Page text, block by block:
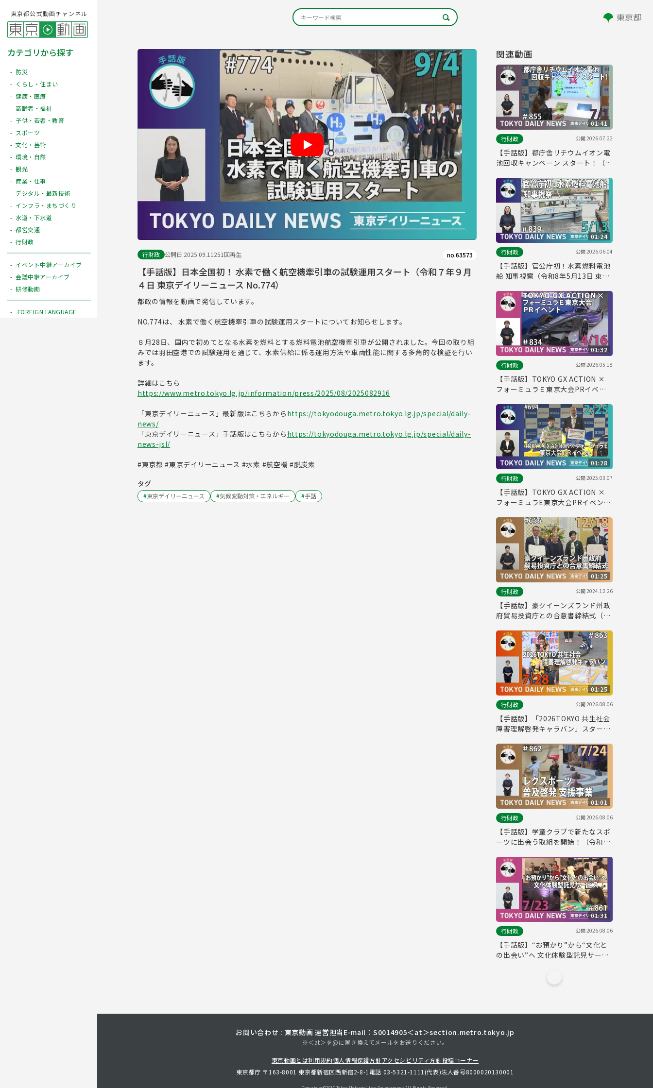
東京都公式動画チャンネル
カテゴリから探す
防災
くらし・住まい
健康・医療
高齢者・福祉
子供・若者・教育
スポーツ
文化・芸術
環境・自然
観光
産業・仕事
デジタル・最新技術
インフラ・まちづくり
水道・下水道
都営交通
行財政
イベント中継アーカイブ
会議中継アーカイブ
研修動画
FOREIGN LANGUAGE
行財政 公開日 2025.09.11 251回再生 no.63573
【手話版】日本全国初！ 水素で働く航空機牽引車の試験運用スタート（令和７年９月
４日 東京デイリーニュース No.774）
都政の情報を動画で発信しています。
NO.774は、 水素で働く航空機牽引車の試験運用スタートについてお知らせします。
８月28日、国内で初めてとなる水素を燃料とする燃料電池航空機牽引車が公開されました。今回の取り組
みでは羽田空港での試験運用を通じて、水素供給に係る運用方法や車両性能に関する多角的な検証を行い
ます。
詳細はこちら
https://www.metro.tokyo.lg.jp/information/press/2025/08/2025082916
「東京デイリーニュース」最新版はこちらから https://tokyodouga.metro.tokyo.lg.jp/special/daily-
news/
「東京デイリーニュース」手話版はこちらから https://tokyodouga.metro.tokyo.lg.jp/special/daily-
news-jsl/
#東京都 #東京デイリーニュース #水素 #航空機 #脱炭素
タグ
#東京デイリーニュース #気候変動対策・エネルギー #手話
関連動画
01:41
行財政
公開2026.07.22
【手話版】都庁舎リチウムイオン電
池回収キャンペーン スタート！（令
No.855）
01:24
行財政
公開2026.06.04
【手話版】官公庁初！水素燃料電池
船 知事視察（令和8年5月13日 東京
01:32
行財政
公開2026.05.18
【手話版】TOKYO GX ACTION ×
フォーミュラＥ東京大会PRイベン
ニュース No.834）
01:28
行財政
公開2025.03.07
【手話版】TOKYO GX ACTION ×
フォーミュラE東京大会PRイベント
ュース No.694）
01:25
行財政
公開2024.12.26
【手話版】豪クイーンズランド州政
府貿易投資庁との合意書締結式（令
ス No.656）
01:25
行財政
公開2026.08.06
【手話版】「2026TOKYO 共生社会
障害理解啓発キャラバン」スター
ーニュース No.863）
01:01
行財政
公開2026.08.06
【手話版】学童クラブで新たなスポ
ーツに出会う取組を開始！（令和8
No.862）
01:31
行財政
公開2026.08.06
【手話版】“お預かり”から“文化と
の出会い”へ 文化体験型託児サービ
お問い合わせ : 東京動画 運営担当 E-mail：S0014905＜at＞section.metro.tokyo.jp
※＜at＞を@に置き換えてメールをお送りください。
東京動画とは利用規約個人情報保護方針アクセシビリティ方針投稿コーナー
東京都庁 〒163-8001 東京都新宿区西新宿2-8-1 電話 03-5321-1111(代表)法人番号8000020130001